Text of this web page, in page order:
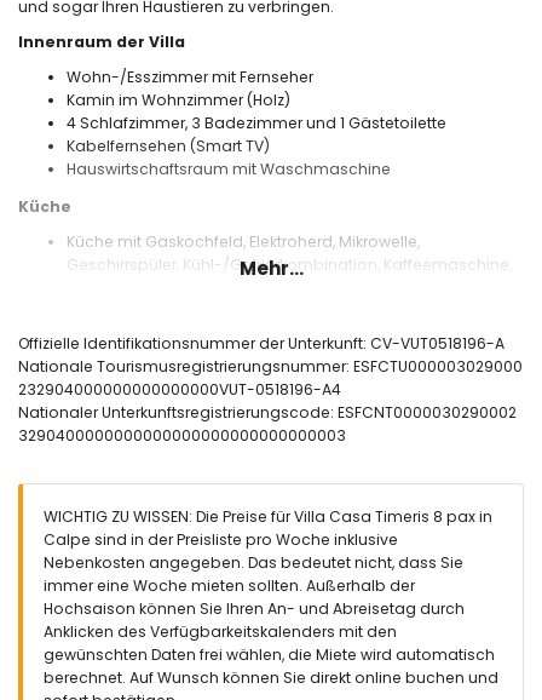
und sogar Ihren Haustieren zu verbringen.
Innenraum der Villa
Wohn-/Esszimmer mit Fernseher
Kamin im Wohnzimmer (Holz)
4 Schlafzimmer, 3 Badezimmer und 1 Gästetoilette
Kabelfernsehen (Smart TV)
Hauswirtschaftsraum mit Waschmaschine
Küche
Küche mit Gaskochfeld, Elektroherd, Mikrowelle,
Geschirrspüler, Kühl-/Gefrierkombination, Kaffeemaschine,
3 klimatisierte Schlafzimmer, jedes mit Doppelbett
1 klimatisiertes Schlafzimmer mit 2 Einzelbetten
Badezimmer mit Doppelwaschbecken und Badewanne
Badezimmer mit Einzelwaschbecken und Dusche
Außenbereich der Villa
Eingezäuntes Grundstück
Nierenförmiger privater Pool, 10m x 4m
Garten mit Kies, Bäumen und Gartenmöbeln mit
Sonnenliegen
Überdachte Terrasse
Sitzbereich im Freien und Essbereich im Freien
4 private Parkplätze
Mehr...
Offizielle Identifikationsnummer der Unterkunft: CV-VUT0518196-A
Nationale Tourismusregistrierungsnummer: ESFCTU000003029000
232904000000000000000VUT-0518196-A4
Nationaler Unterkunftsregistrierungscode: ESFCNT0000030290002
3290400000000000000000000000000003
WICHTIG ZU WISSEN: Die Preise für Villa Casa Timeris 8 pax in
Calpe sind in der Preisliste pro Woche inklusive
Nebenkosten angegeben. Das bedeutet nicht, dass Sie
immer eine Woche mieten sollten. Außerhalb der
Hochsaison können Sie Ihren An- und Abreisetag durch
Anklicken des Verfügbarkeitskalenders mit den
gewünschten Daten frei wählen, die Miete wird automatisch
berechnet. Auf Wunsch können Sie direkt online buchen und